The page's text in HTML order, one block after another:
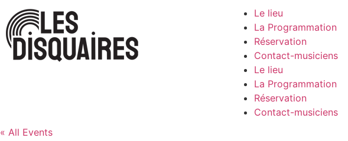
Le lieu
La Programmation
Réservation
Contact-musiciens
Le lieu
La Programmation
Réservation
Contact-musiciens
« All Events